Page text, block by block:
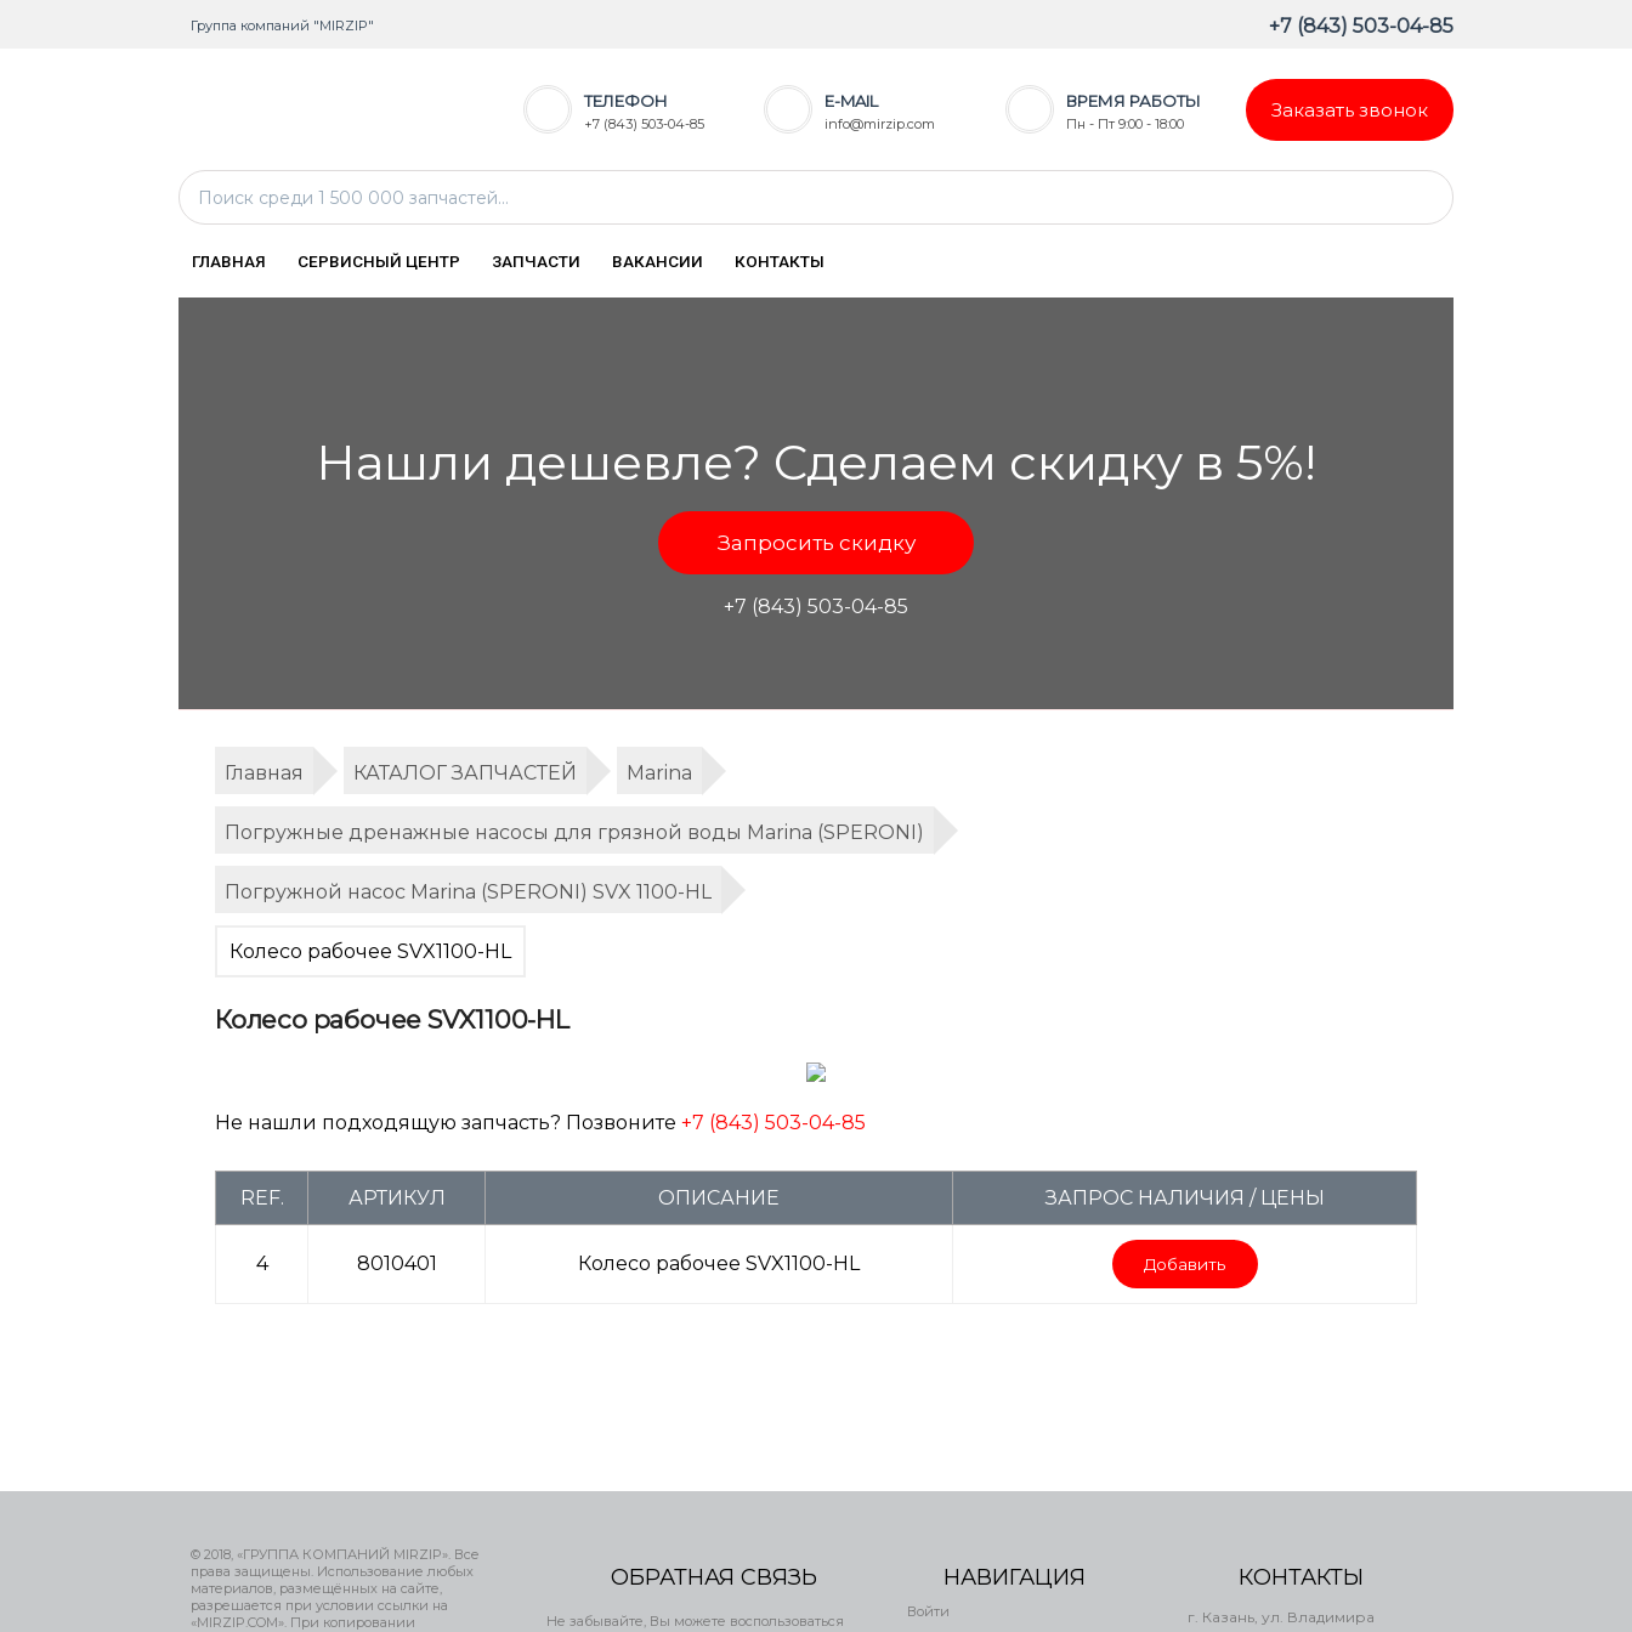
Группа компаний "MIRZIP" +7 (843) 503-04-85
ТЕЛЕФОН
+7 (843) 503-04-85
E-MAIL
info@mirzip.com
ВРЕМЯ РАБОТЫ
Пн - Пт 9:00 - 18:00
Заказать звонок
ГЛАВНАЯ СЕРВИСНЫЙ ЦЕНТР ЗАПЧАСТИ ВАКАНСИИ КОНТАКТЫ
Нашли дешевле? Сделаем скидку в 5%!
Запросить скидку
+7 (843) 503-04-85
Главная КАТАЛОГ ЗАПЧАСТЕЙ Marina
Погружные дренажные насосы для грязной воды Marina (SPERONI)
Погружной насос Marina (SPERONI) SVX 1100-HL
Колесо рабочее SVX1100-HL
Колесо рабочее SVX1100-HL
Не нашли подходящую запчасть? Позвоните +7 (843) 503-04-85
REF. АРТИКУЛ ОПИСАНИЕ ЗАПРОС НАЛИЧИЯ / ЦЕНЫ
4 8010401 Колесо рабочее SVX1100-HL Добавить
© 2018, «ГРУППА КОМПАНИЙ MIRZIP». Все
права защищены. Использование любых
материалов, размещённых на сайте,
разрешается при условии ссылки на
«MIRZIP.COM». При копировании
ОБРАТНАЯ СВЯЗЬ
Не забывайте, Вы можете воспользоваться
НАВИГАЦИЯ
Войти
КОНТАКТЫ
г. Казань, ул. Владимира